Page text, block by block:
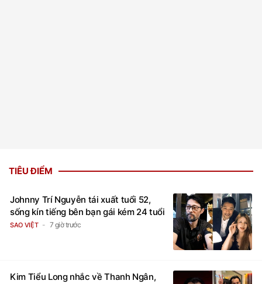
TIÊU ĐIỂM
Johnny Trí Nguyễn tái xuất tuổi 52,
sống kín tiếng bên bạn gái kém 24 tuổi
SAO VIỆT 7 giờ trước
Kim Tiểu Long nhắc về Thanh Ngân,